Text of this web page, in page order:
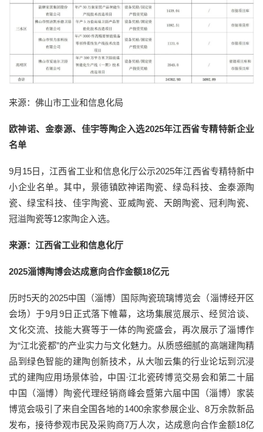
来源：佛山市工业和信息化局
欧神诺、金泰源、佳宇等陶企入选2025年江西省专精特新企业
名单
9月15日，江西省工业和信息化厅公示2025年江西省专精特新中
小企业名单。其中，景德镇欧神诺陶瓷、绿岛科技、金泰源陶
瓷、绿宝科技、佳宇陶瓷、亚威陶瓷、天朗陶瓷、冠利陶瓷、
冠溢陶瓷等12家陶企入选。
来源：江西省工业和信息化厅
2025淄博陶博会达成意向合作金额18亿元
历时5天的2025中国（淄博）国际陶瓷琉璃博览会（淄博经开区
会场）于9月9日正式落下帷幕，这场集展览展示、经贸洽谈、
文化交流、技能大赛等于一体的陶瓷盛会，再次展示了淄博作
为“江北瓷都”的产业实力与文化魅力。从质感细腻的高端建陶精
品到绿色智能的建陶创新技术，从大咖云集的行业论坛到沉浸
式的建陶应用场景体验，中国·江北瓷砖博览交易会和第二十届
中国（淄博）陶瓷代理经销商峰会暨第六届中国（淄博）家装
博览会吸引了来自全国各地的1400余家参展企业、8万余款新品
发布，接待参观市民及采购商7万人次，达成意向合作金额18亿